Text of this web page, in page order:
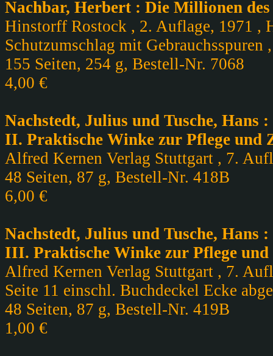
Nachbar, Herbert : Die Millionen
Hinstorff Rostock , 2. Auflage, 1971 ,
Schutzumschlag mit Gebrauchsspuren
155 Seiten, 254 g, Bestell-Nr. 7068
4,00 €
Nachstedt, Julius und Tusche,
II. Praktische Winke zur Pflege und
Alfred Kernen Verlag Stuttgart , 7.
48 Seiten, 87 g, Bestell-Nr. 418B
6,00 €
Nachstedt, Julius und Tusche,
III. Praktische Winke zur Pflege
Alfred Kernen Verlag Stuttgart , 7.
Seite 11 einschl. Buchdeckel Ecke
48 Seiten, 87 g, Bestell-Nr. 419B
1,00 €